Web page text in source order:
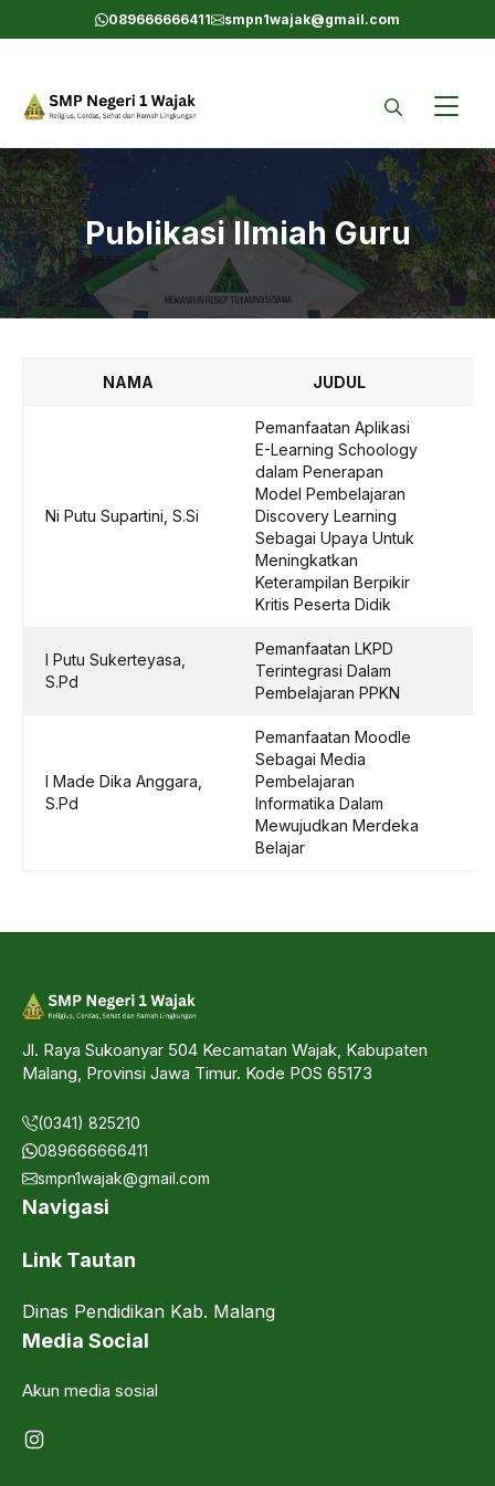
to
089666666411 smpn1wajak@gmail.com
Publikasi Ilmiah Guru
NAMA JUDUL
Ni Putu Supartini, S.Si
Pemanfaatan Aplikasi
E-Learning Schoology
dalam Penerapan
Model Pembelajaran
Discovery Learning
Sebagai Upaya Untuk
Meningkatkan
Keterampilan Berpikir
Kritis Peserta Didik
I Putu Sukerteyasa,
S.Pd
Pemanfaatan LKPD
Terintegrasi Dalam
Pembelajaran PPKN
I Made Dika Anggara,
S.Pd
Pemanfaatan Moodle
Sebagai Media
Pembelajaran
Informatika Dalam
Mewujudkan Merdeka
Belajar
Jl. Raya Sukoanyar 504 Kecamatan Wajak, Kabupaten
Malang, Provinsi Jawa Timur. Kode POS 65173
(0341) 825210
089666666411
smpn1wajak@gmail.com
Navigasi
Link Tautan
Dinas Pendidikan Kab. Malang
Media Social
Akun media sosial
Instagram